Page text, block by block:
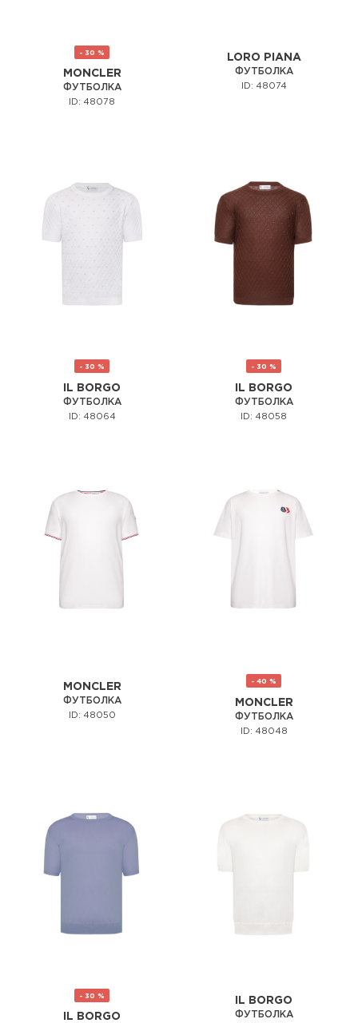
- 30 %
MONCLER
ФУТБОЛКА
ID: 48078
LORO PIANA
ФУТБОЛКА
ID: 48074
- 30 %
IL BORGO
ФУТБОЛКА
ID: 48064
- 30 %
IL BORGO
ФУТБОЛКА
ID: 48058
MONCLER
ФУТБОЛКА
ID: 48050
- 40 %
MONCLER
ФУТБОЛКА
ID: 48048
- 30 %
IL BORGO
IL BORGO
ФУТБОЛКА